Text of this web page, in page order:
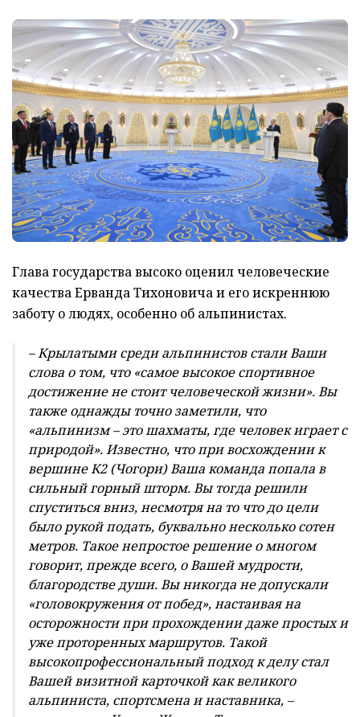
Глава государства высоко оценил человеческие
качества Ерванда Тихоновича и его искреннюю
заботу о людях, особенно об альпинистах.
– Крылатыми среди альпинистов стали Ваши
слова о том, что «самое высокое спортивное
достижение не стоит человеческой жизни». Вы
также однажды точно заметили, что
«альпинизм – это шахматы, где человек играет с
природой». Известно, что при восхождении к
вершине К2 (Чогори) Ваша команда попала в
сильный горный шторм. Вы тогда решили
спуститься вниз, несмотря на то что до цели
было рукой подать, буквально несколько сотен
метров. Такое непростое решение о многом
говорит, прежде всего, о Вашей мудрости,
благородстве души. Вы никогда не допускали
«головокружения от побед», настаивая на
осторожности при прохождении даже простых и
уже проторенных маршрутов. Такой
высокопрофессиональный подход к делу стал
Вашей визитной карточкой как великого
альпиниста, спортсмена и наставника, –